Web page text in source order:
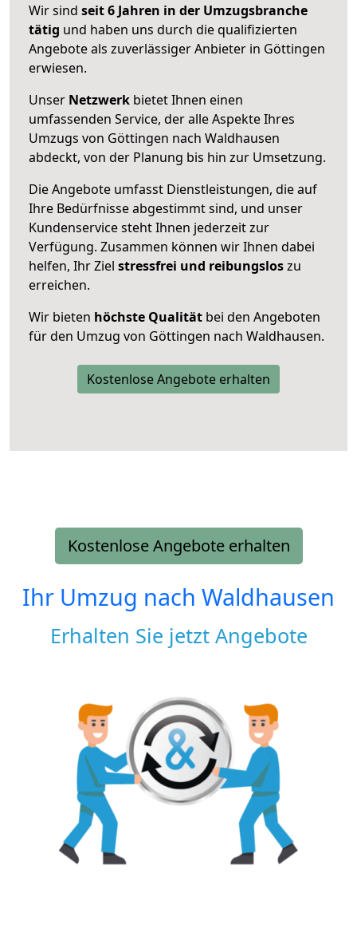
Wir sind seit 6 Jahren in der Umzugsbranche
tätig und haben uns durch die qualifizierten
Angebote als zuverlässiger Anbieter in Göttingen
erwiesen.
Unser Netzwerk bietet Ihnen einen
umfassenden Service, der alle Aspekte Ihres
Umzugs von Göttingen nach Waldhausen
abdeckt, von der Planung bis hin zur Umsetzung.
Die Angebote umfasst Dienstleistungen, die auf
Ihre Bedürfnisse abgestimmt sind, und unser
Kundenservice steht Ihnen jederzeit zur
Verfügung. Zusammen können wir Ihnen dabei
helfen, Ihr Ziel stressfrei und reibungsloszu
erreichen.
Wir bieten höchste Qualität bei den Angeboten
für den Umzug von Göttingen nach Waldhausen.
Kostenlose Angebote erhalten
Kostenlose Angebote erhalten
Ihr Umzug nach Waldhausen
Erhalten Sie jetzt Angebote